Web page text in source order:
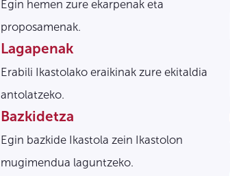
Egin hemen zure ekarpenak eta
proposamenak.
Lagapenak
Erabili Ikastolako eraikinak zure ekitaldia
antolatzeko.
Bazkidetza
Egin bazkide Ikastola zein Ikastolon
mugimendua laguntzeko.